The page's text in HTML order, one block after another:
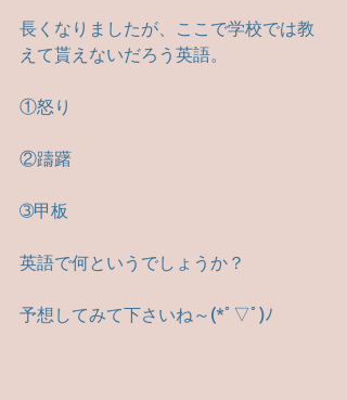
長くなりましたが、ここで学校では教
えて貰えないだろう英語。
①怒り
②躊躇
➂甲板
英語で何というでしょうか？
予想してみて下さいね～(*ﾟ▽ﾟ)ﾉ